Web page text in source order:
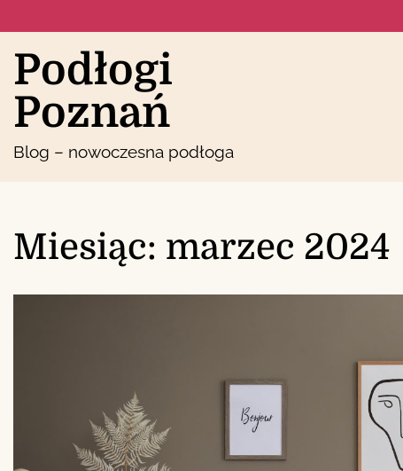
to
content
Podłogi
Poznań
Blog – nowoczesna podłoga
Miesiąc: marzec 2024